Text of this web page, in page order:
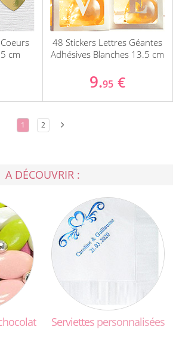
cm
48 Stickers Lettres Géantes
Adhésives Blanches 13.5 cm
9.95 €
1 2
A DÉCOUVRIR :
Serviettes personnalisées